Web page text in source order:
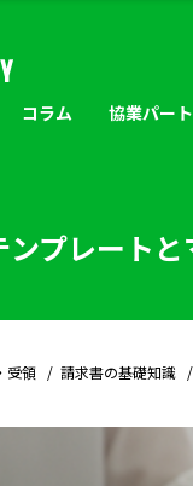
コラム 協業パー
プレート
受領 請求書の基礎知識